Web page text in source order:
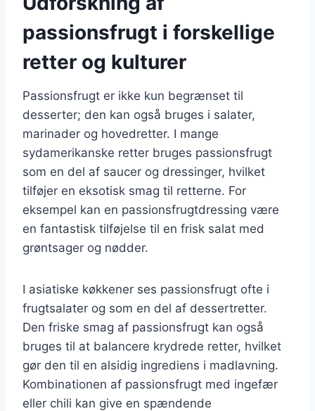
passionsfrugt i forskellige
retter og kulturer
Passionsfrugt er ikke kun begrænset til
desserter; den kan også bruges i salater,
marinader og hovedretter. I mange
sydamerikanske retter bruges passionsfrugt
som en del af saucer og dressinger, hvilket
tilføjer en eksotisk smag til retterne. For
eksempel kan en passionsfrugtdressing være
en fantastisk tilføjelse til en frisk salat med
grøntsager og nødder.
I asiatiske køkkener ses passionsfrugt ofte i
frugtsalater og som en del af dessertretter.
Den friske smag af passionsfrugt kan også
bruges til at balancere krydrede retter, hvilket
gør den til en alsidig ingrediens i madlavning.
Kombinationen af passionsfrugt med ingefær
eller chili kan give en spændende